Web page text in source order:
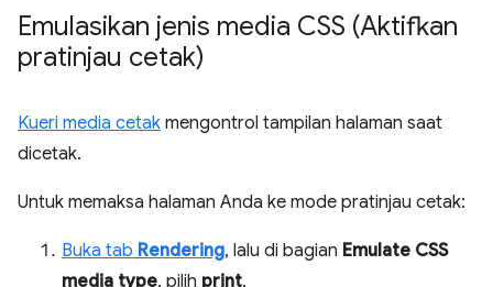
Emulasikan jenis media CSS (Aktifkan
pratinjau cetak)
Kueri media cetak mengontrol tampilan halaman saat
dicetak.
Untuk memaksa halaman Anda ke mode pratinjau cetak:
Buka tab Rendering, lalu di bagian Emulate CSS
media type, pilih print.